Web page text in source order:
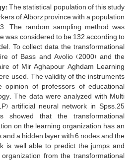
:The statistical population of this study
of Alborz province with a population
The random sampling method was
was considered to be 132 according to
To collect data, the transformational
of Bass and Avolio (2000) and the
of Mir Aghapour Aghdam Learning
used. The validity of the instruments
of professors of educational
The data were analyzed with Multi
artificial neural network in Spss.25
showed that the transformational
on the learning organization has an
a hidden layer with 6 nodes and the
is well able to predict the jumps and
from the transformational